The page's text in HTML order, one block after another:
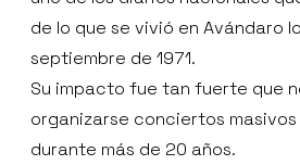
de lo que se vivió en Avándaro
septiembre de 1971.
Su impacto fue tan fuerte que
organizarse conciertos
durante más de 20 años.